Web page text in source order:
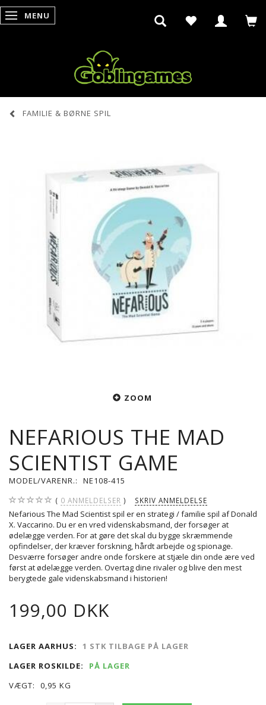
SKIFTE NAVIGATION
MENU
FAMILIE & BØRNE SPIL
ZOOM
NEFARIOUS THE MAD
SCIENTIST GAME
MODEL/VARENR.: NE108-415
0 ANMELDELSER SKRIV ANMELDELSE
Nefarious The Mad Scientist spil er en strategi / familie spil af Donald
X. Vaccarino. Du er en vred videnskabsmand, der forsøger at
ødelægge verden. For at gøre det skal du bygge skræmmende
opfindelser, der kræver forskning, hårdt arbejde og spionage.
Desværre forsøger andre onde forskere at stjæle din onde ære ved
først at ødelægge verden. Overtag dine rivaler og blive den mest
berygtede gale videnskabsmand i historien!
199,00 DKK
LAGER AARHUS:
1 STK TILBAGE PÅ LAGER
LAGER ROSKILDE:
PÅ LAGER
VÆGT:
0,95 KG